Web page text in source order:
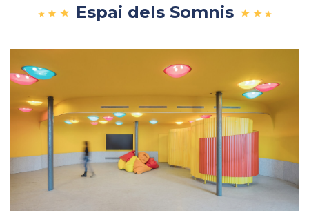
Espai dels Somnis